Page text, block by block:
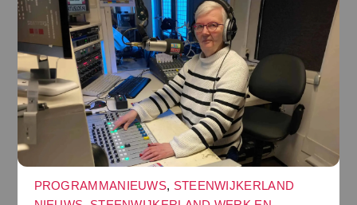
PROGRAMMANIEUWS, STEENWIJKERLAND